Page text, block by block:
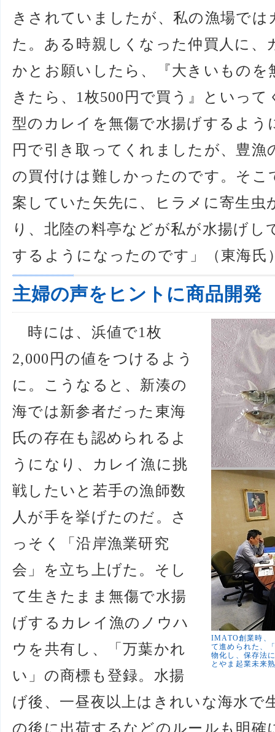
きされていましたが、私の漁場で
た。ある時親しくなった仲買人に
かとお願いしたら、『大きいもの
きたら、1枚500円で買う』といっ
型のカレイを無傷で水揚げするよう
円で引き取ってくれましたが、豊
の買付けは難しかったのです。そ
案していた矢先に、ヒラメに寄生
り、北陸の料亭などが私が水揚げし
するようになったのです」（東海氏
主婦の声をヒントに商品開発
IMATO創業時、
て進められた、
物化し、保存法
とやま起業未来
時には、浜値で1枚
2,000円の値をつけるよう
に。こうなると、新湊の
海では新参者だった東海
氏の存在も認められるよ
うになり、カレイ漁に挑
戦したいと若手の漁師数
人が手を挙げたのだ。さ
っそく「沿岸漁業研究
会」を立ち上げた。そし
て生きたまま無傷で水揚
げするカレイ漁のノウハ
ウを共有し、「万葉かれ
い」の商標も登録。水揚
げ後、一昼夜以上はきれいな海水で
の後に出荷するなどのルールも明確